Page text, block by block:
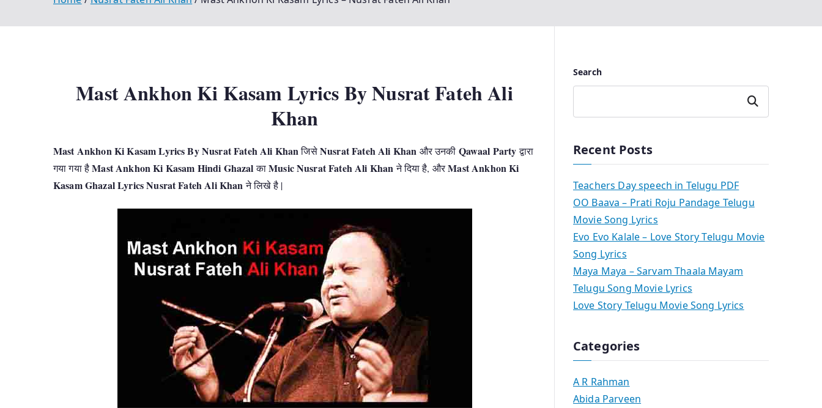
Mast Ankhon Ki Kasam Lyrics By Nusrat Fateh Ali
Khan
Mast Ankhon Ki Kasam Lyrics By Nusrat Fateh Ali KhanजिसेNusrat Fateh Ali Khan और उनकी Qawaal Partyद्वारा
गया गया हैMast Ankhon Ki Kasam Hindi GhazalकाMusic Nusrat Fateh Ali Khanने दिया है, औरMast Ankhon Ki
Kasam Ghazal Lyrics Nusrat Fateh Ali Khanने लिखे है |
Search
Search
Recent Posts
Teachers Day speech in Telugu PDF
OO Baava – Prati Roju Pandage Telugu
Movie Song Lyrics
Evo Evo Kalale – Love Story Telugu Movie
Song Lyrics
Maya Maya – Sarvam Thaala Mayam
Telugu Song Movie Lyrics
Love Story Telugu Movie Song Lyrics
Categories
A R Rahman
Abida Parveen